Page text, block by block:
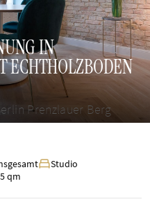
IN
ECHTHOLZBODEN
Prenzlauer Berg
Studio
qm